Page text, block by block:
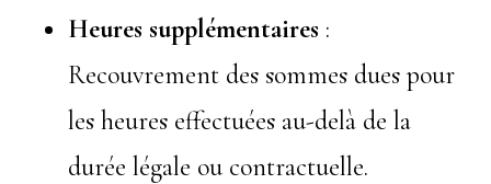
Heures supplémentaires :
Recouvrement des sommes dues pour
les heures effectuées au-delà de la
durée légale ou contractuelle.